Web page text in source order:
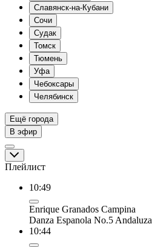
Славянск-на-Кубани
Сочи
Судак
Томск
Тюмень
Уфа
Чебоксары
Челябинск
Ещё города
В эфир
Плейлист
10:49
Enrique Granados Campina
Danza Espanola No.5 Andaluza
10:44